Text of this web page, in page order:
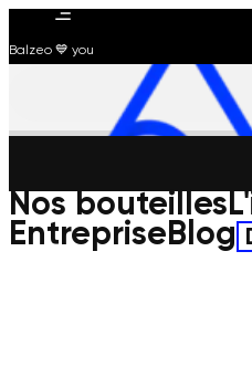
Balzeo 💙 you
Nos bouteilles
EntrepriseBlog